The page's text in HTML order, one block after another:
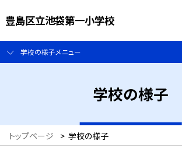
豊島区立池袋第一小学校
学校の様子メニュー
学校の様子
トップページ > 学校の様子